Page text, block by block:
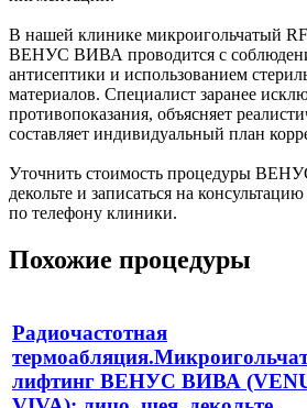
В нашей клинике микроигольчатый
ВЕНУС ВИВА проводится с
антисептики и использованием
материалов. Специалист заранее
противопоказания, объясняет
составляет индивидуальный план
Уточнить стоимость процедуры
декольте и записаться на
по телефону клиники.
Похожие процедуры
Радиочастотная
лифтинг ВЕНУС ВИВА